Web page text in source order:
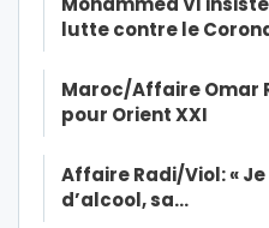
lutte contre le
Maroc/Affaire Omar
pour Orient XXI
Affaire Radi/Viol: «
d’alcool, sa…